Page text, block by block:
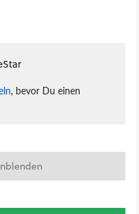
, bevor Du einen